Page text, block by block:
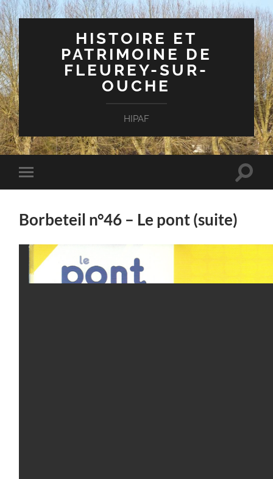
HISTOIRE ET
PATRIMOINE DE
FLEUREY-SUR-
OUCHE
HIPAF
Toggle
mobile
Toggle
Borbeteil n°46 – Le pont (suite)